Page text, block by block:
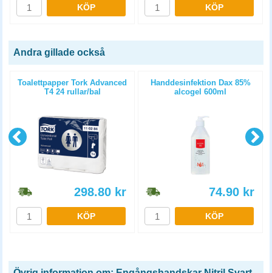
KÖP KÖP
Andra gillade också
Toalettpapper Tork Advanced
T4 24 rullar/bal
298.80 kr
KÖP
Handdesinfektion Dax 85%
alcogel 600ml
74.90 kr
KÖP